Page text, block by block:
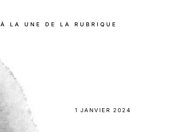
À LA UNE DE LA RUBRIQUE
1 JANVIER 2024